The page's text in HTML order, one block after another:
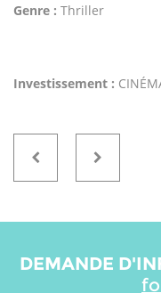
Genre : Thriller
Investissement :
DEMANDE